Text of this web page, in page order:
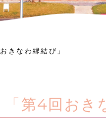
きなわ縁結び」
「第4回おき